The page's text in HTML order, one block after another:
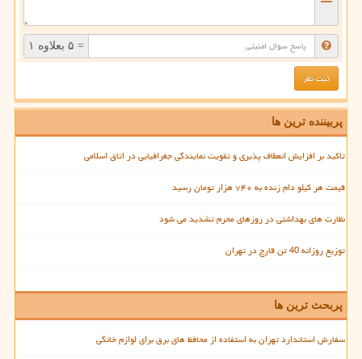
= ۵ بعلاوه ۱
پربیننده ترین ها
تأکید بر افزایش انعطاف پذیری و تقویت نمایندگی جغرافیایی در اتاق اسلامی
قیمت هر کیلو دام زنده به ۷۴۰ هزار تومان رسید
نظارت های بهداشتی در روزهای محرم تشدید می شود
توزیع روزانه 40 تن قارچ در تهران
پربحث ترین ها
سفارش استاندارد تهران به استفاده از محافظ های برق برای لوازم خانگی